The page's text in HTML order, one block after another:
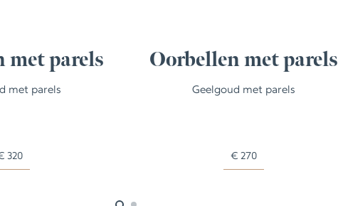
met parels
met parels
320
Oorbellen met parels
Geelgoud met parels
€ 270